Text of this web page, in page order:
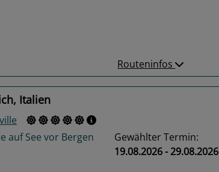
Routeninfos
Italien
Gewählter Termin:
19.08.2026 - 29.08.2026